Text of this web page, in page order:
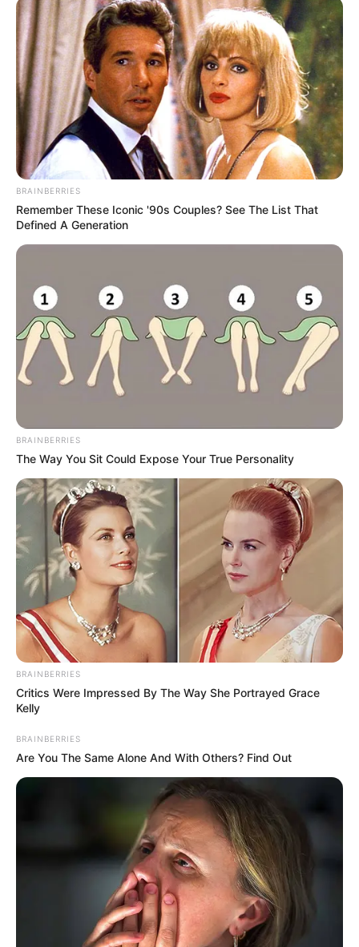
Ακολουθήστε το evianews.com στοGoogle
News
ΤΑ ΠΙΟ ΔΗΜΟΦΙΛΗ
BRAINBERRIES
Remember These Iconic '90s Couples? See The List That
Defined A Generation
BRAINBERRIES
The Way You Sit Could Expose Your True Personality
BRAINBERRIES
Critics Were Impressed By The Way She Portrayed Grace
Kelly
BRAINBERRIES
Are You The Same Alone And With Others? Find Out